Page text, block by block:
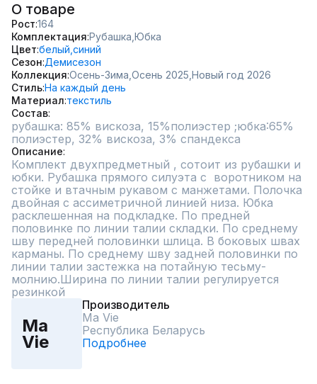
О товаре
Рост 164
Комплектация Рубашка, Юбка
Цвет белый, синий
Сезон Демисезон
Коллекция Осень-Зима, Осень 2025, Новый год 2026
СтильНа каждый день
Материал текстиль
Состав
рубашка: 85% вискоза, 15%полиэстер ;юбка:65%
Описание
Комплект двухпредметный , сотоит из рубашки и
юбки. Рубашка прямого силуэта с  воротником на
стойке и втачным рукавом с манжетами. Полочка
двойная с ассиметричной линией низа. Юбка
расклешенная на подкладке. По предней
половинке по линии талии складки. По среднему
шву передней половинки шлица. В боковых швах
карманы. По среднему шву задней половинки по
линии талии застежка на потайную тесьму-
молнию.Ширина по линии талии регулируется
резинкой
Ma
Vie
Производитель
Ma Vie
Республика Беларусь
Подробнее